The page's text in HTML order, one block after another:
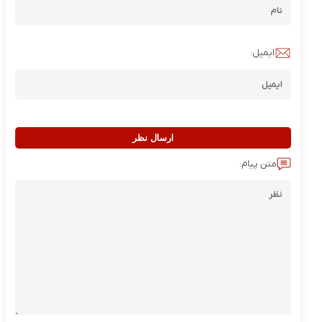
ایمیل:
ارسال نظر
متن پیام: